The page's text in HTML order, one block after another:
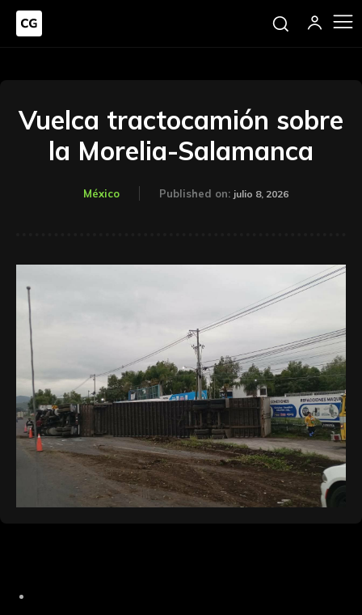
Vuelca tractocamión sobre
la Morelia-Salamanca
México Published on: julio 8, 2026